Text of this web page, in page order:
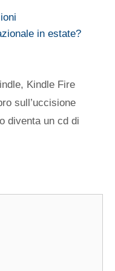
in estate?
, Kindle Fire
sull’uccisione
diventa un cd di